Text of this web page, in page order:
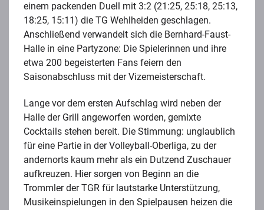
einem packenden Duell mit 3:2 (21:25, 25:18, 25:13,
18:25, 15:11) die TG Wehlheiden geschlagen.
Anschließend verwandelt sich die Bernhard-Faust-
Halle in eine Partyzone: Die Spielerinnen und ihre
etwa 200 begeisterten Fans feiern den
Saisonabschluss mit der Vizemeisterschaft.
Lange vor dem ersten Aufschlag wird neben der
Halle der Grill angeworfen worden, gemixte
Cocktails stehen bereit. Die Stimmung: unglaublich
für eine Partie in der Volleyball-Oberliga, zu der
andernorts kaum mehr als ein Dutzend Zuschauer
aufkreuzen. Hier sorgen von Beginn an die
Trommler der TGR für lautstarke Unterstützung,
Musikeinspielungen in den Spielpausen heizen die